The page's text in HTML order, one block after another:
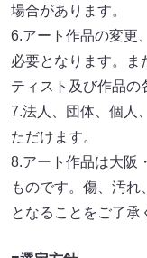
場合があります。
6.アート作品の変更
必要となります。ま
ティスト及び作品の
7.法人、団体、個人
ただけます。
8.アート作品は大阪
ものです。傷、汚
となることをご了承